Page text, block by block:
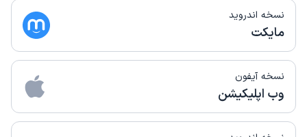
نسخه اندروید
مایکت
نسخه آیفون
وب اپلیکیشن